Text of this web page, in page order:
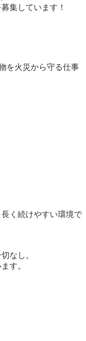
集しています！
を火災から守る仕事
く続けやすい環境で
なし。
す。